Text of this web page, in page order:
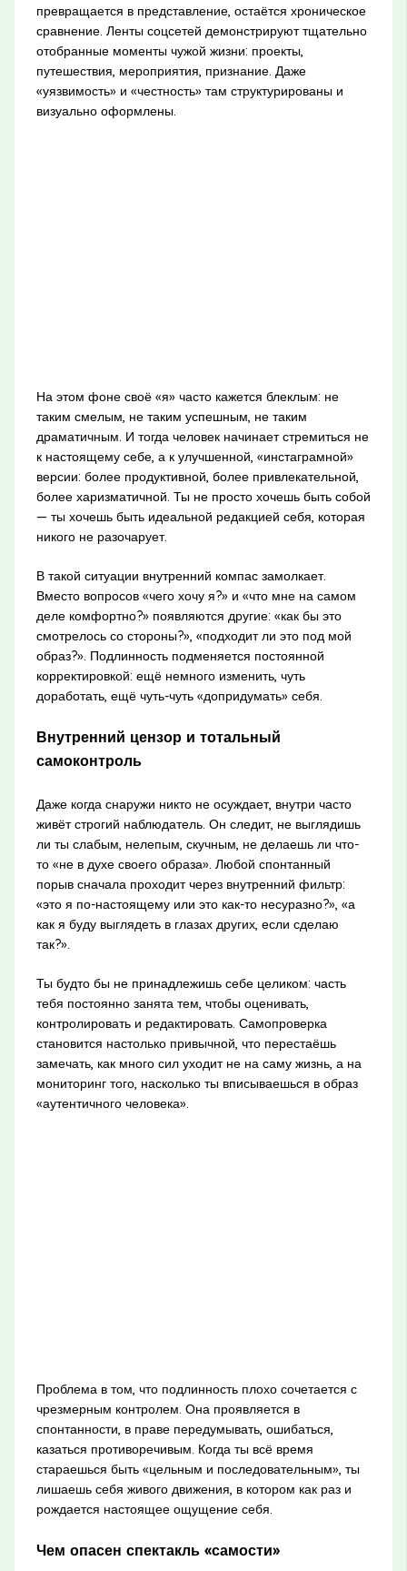
превращается в представление, остаётся хроническое
сравнение. Ленты соцсетей демонстрируют тщательно
отобранные моменты чужой жизни: проекты,
путешествия, мероприятия, признание. Даже
«уязвимость» и «честность» там структурированы и
визуально оформлены.
На этом фоне своё «я» часто кажется блеклым: не
таким смелым, не таким успешным, не таким
драматичным. И тогда человек начинает стремиться не
к настоящему себе, а к улучшенной, «инстаграмной»
версии: более продуктивной, более привлекательной,
более харизматичной. Ты не просто хочешь быть собой
— ты хочешь быть идеальной редакцией себя, которая
никого не разочарует.
В такой ситуации внутренний компас замолкает.
Вместо вопросов «чего хочу я?» и «что мне на самом
деле комфортно?» появляются другие: «как бы это
смотрелось со стороны?», «подходит ли это под мой
образ?». Подлинность подменяется постоянной
корректировкой: ещё немного изменить, чуть
доработать, ещё чуть-чуть «допридумать» себя.
Внутренний цензор и тотальный
самоконтроль
Даже когда снаружи никто не осуждает, внутри часто
живёт строгий наблюдатель. Он следит, не выглядишь
ли ты слабым, нелепым, скучным, не делаешь ли что-
то «не в духе своего образа». Любой спонтанный
порыв сначала проходит через внутренний фильтр:
«это я по-настоящему или это как-то несуразно?», «а
как я буду выглядеть в глазах других, если сделаю
так?».
Ты будто бы не принадлежишь себе целиком: часть
тебя постоянно занята тем, чтобы оценивать,
контролировать и редактировать. Самопроверка
становится настолько привычной, что перестаёшь
замечать, как много сил уходит не на саму жизнь, а на
мониторинг того, насколько ты вписываешься в образ
«аутентичного человека».
Проблема в том, что подлинность плохо сочетается с
чрезмерным контролем. Она проявляется в
спонтанности, в праве передумывать, ошибаться,
казаться противоречивым. Когда ты всё время
стараешься быть «цельным и последовательным», ты
лишаешь себя живого движения, в котором как раз и
рождается настоящее ощущение себя.
Чем опасен спектакль «самости»